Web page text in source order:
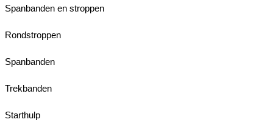
Spanbanden en stroppen
Rondstroppen
Spanbanden
Trekbanden
Starthulp